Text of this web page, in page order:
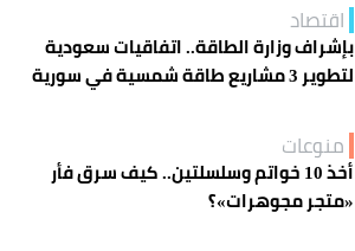
اقتصاد
بإشراف وزارة الطاقة.. اتفاقيات سعودية
لتطوير 3 مشاريع طاقة شمسية في سورية
منوعات
أخذ 10 خواتم وسلسلتين.. كيف سرق فأر
«متجر مجوهرات»؟